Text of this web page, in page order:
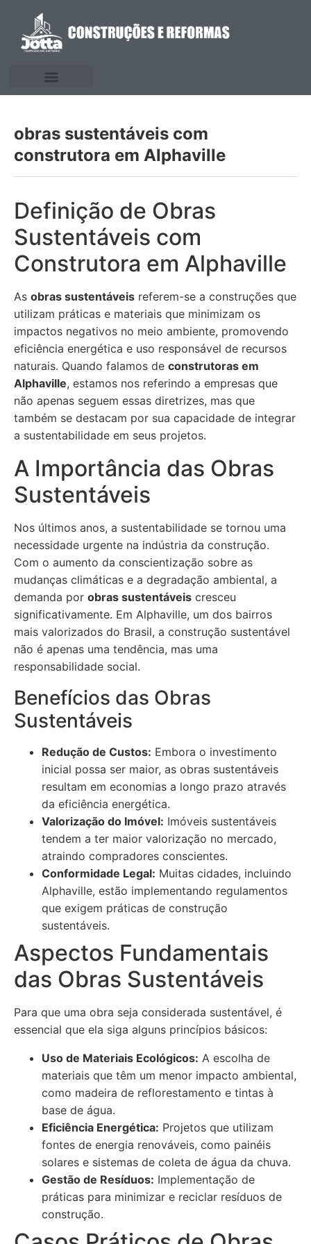
obras sustentáveis com
construtora em Alphaville
Definição de Obras
Sustentáveis com
Construtora em Alphaville
As obras sustentáveis referem-se a construções que
utilizam práticas e materiais que minimizam os
impactos negativos no meio ambiente, promovendo
eficiência energética e uso responsável de recursos
naturais. Quando falamos de construtoras em
Alphaville, estamos nos referindo a empresas que
não apenas seguem essas diretrizes, mas que
também se destacam por sua capacidade de integrar
a sustentabilidade em seus projetos.
A Importância das Obras
Sustentáveis
Nos últimos anos, a sustentabilidade se tornou uma
necessidade urgente na indústria da construção.
Com o aumento da conscientização sobre as
mudanças climáticas e a degradação ambiental, a
demanda por obras sustentáveis cresceu
significativamente. Em Alphaville, um dos bairros
mais valorizados do Brasil, a construção sustentável
não é apenas uma tendência, mas uma
responsabilidade social.
Benefícios das Obras
Sustentáveis
Redução de Custos: Embora o investimento
inicial possa ser maior, as obras sustentáveis
resultam em economias a longo prazo através
da eficiência energética.
Valorização do Imóvel: Imóveis sustentáveis
tendem a ter maior valorização no mercado,
atraindo compradores conscientes.
Conformidade Legal: Muitas cidades, incluindo
Alphaville, estão implementando regulamentos
que exigem práticas de construção
sustentáveis.
Aspectos Fundamentais
das Obras Sustentáveis
Para que uma obra seja considerada sustentável, é
essencial que ela siga alguns princípios básicos:
Uso de Materiais Ecológicos: A escolha de
materiais que têm um menor impacto ambiental,
como madeira de reflorestamento e tintas à
base de água.
Eficiência Energética: Projetos que utilizam
fontes de energia renováveis, como painéis
solares e sistemas de coleta de água da chuva.
Gestão de Resíduos: Implementação de
práticas para minimizar e reciclar resíduos de
construção.